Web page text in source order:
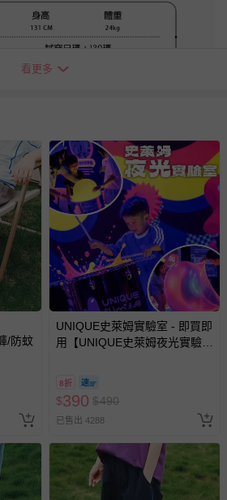
因應日本市場，宣傳素材為日文呈
所介意，建議謹慎下單。
7天的鑑賞期／猶豫期權益，但此期間
回的商品必須是未經使用的全新狀態，
、說明文件及贈品等。
到商品7天（含例假日內提出），如為
費，將由媽咪愛負責處理，若非瑕疵
訂單』>『已出貨』中查詢該筆訂單，
即可進行申請。若有相關退貨問題，請
ID: @mamilove 我們將依序為您處理
看更多
/防蚊
UNIQUE史萊姆實驗室 - 即買即
用【UNIQUE史萊姆夜光實驗室
8/30 (電子票券，於展期現場憑
訂單編號兌換，逾期作廢) (大
人小孩均一價(3歲以上需購票))
8折
$390 $490
已售出 4288